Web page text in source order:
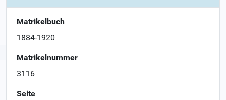
Matrikelbuch
1884-1920
Matrikelnummer
3116
Seite